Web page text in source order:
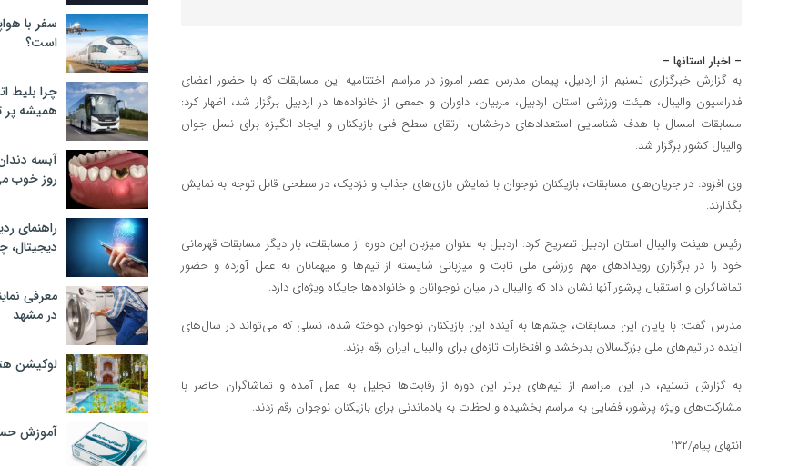
– اخبار استانها –
به گزارش خبرگزاری تسنیم از اردبیل، پیمان مدرس عصر امروز در مراسم اختتامیه این مسابقات که با حضور اعضای
فدراسیون والیبال، هیئت ورزشی استان اردبیل، مربیان، داوران و جمعی از خانواده‌ها در اردبیل برگزار شد، اظهار کرد:
مسابقات امسال با هدف شناسایی استعدادهای درخشان، ارتقای سطح فنی بازیکنان و ایجاد انگیزه برای نسل جوان
والیبال کشور برگزار شد.
وی افزود: در جریان‌های مسابقات، بازیکنان نوجوان با نمایش بازی‌های جذاب و نزدیک، در سطحی قابل توجه به نمایش
بگذارند.
رئیس هیئت والیبال استان اردبیل تصریح کرد: اردبیل به عنوان میزبان این دوره از مسابقات، بار دیگر مسابقات قهرمانی
خود را در برگزاری رویدادهای مهم ورزشی ملی ثابت و میزبانی شایسته از تیم‌ها و میهمانان به عمل آورده و حضور
تماشاگران و استقبال پرشور آنها نشان داد که والیبال در میان نوجوانان و خانواده‌ها جایگاه ویژه‌ای دارد.
مدرس گفت: با پایان این مسابقات، چشم‌ها به آینده این بازیکنان نوجوان دوخته شده، نسلی که می‌تواند در سال‌های
آینده در تیم‌های ملی بزرگسالان بدرخشد و افتخارات تازه‌ای برای والیبال ایران رقم بزند.
به گزارش تسنیم، در این مراسم از تیم‌های برتر این دوره از رقابت‌ها تجلیل به عمل آمده و تماشاگران حاضر با
مشارکت‌های ویژه پرشور، فضایی به مراسم بخشیده و لحظات به یادماندنی برای بازیکنان نوجوان رقم زدند.
انتهای پیام/۱۳۲
سفر با
است؟
چرا بلیط
همیشه پر
آبسه
روز خوب
راهنمای
دیجیتال،
معرفی
در مشهد
لوکیشن
آموزش